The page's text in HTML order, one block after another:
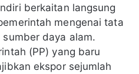
berkaitan langsung
mengenai tata
daya alam.
(PP) yang baru
ekspor sejumlah